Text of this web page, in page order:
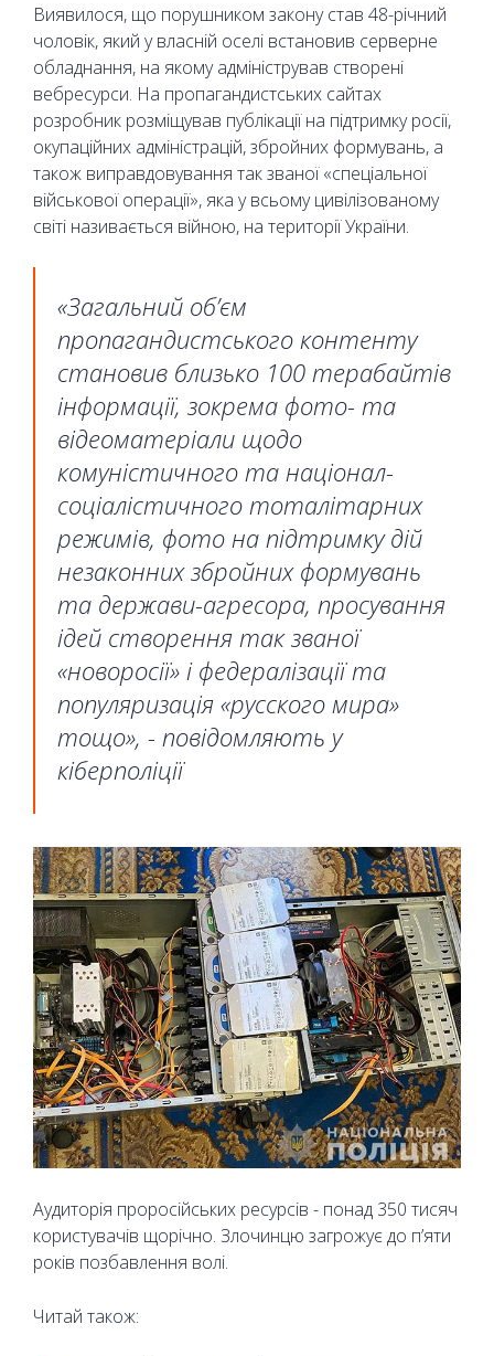
Виявилося, що порушником закону став 48-річний
чоловік, який у власній оселі встановив серверне
обладнання, на якому адміністрував створені
вебресурси. На пропагандистських сайтах
розробник розміщував публікації на підтримку росії,
окупаційних адміністрацій, збройних формувань, а
також виправдовування так званої «спеціальної
військової операції», яка у всьому цивілізованому
світі називається війною, на території України.
«Загальний об’єм
пропагандистського контенту
становив близько 100 терабайтів
інформації, зокрема фото- та
відеоматеріали щодо
комуністичного та націонал-
соціалістичного тоталітарних
режимів, фото на підтримку дій
незаконних збройних формувань
та держави-агресора, просування
ідей створення так званої
«новоросії» і федералізації та
популяризація «русского мира»
тощо», - повідомляють у
кіберполіції
Аудиторія проросійських ресурсів - понад 350 тисяч
користувачів щорічно. Злочинцю загрожує до п’яти
років позбавлення волі.
Читай також: